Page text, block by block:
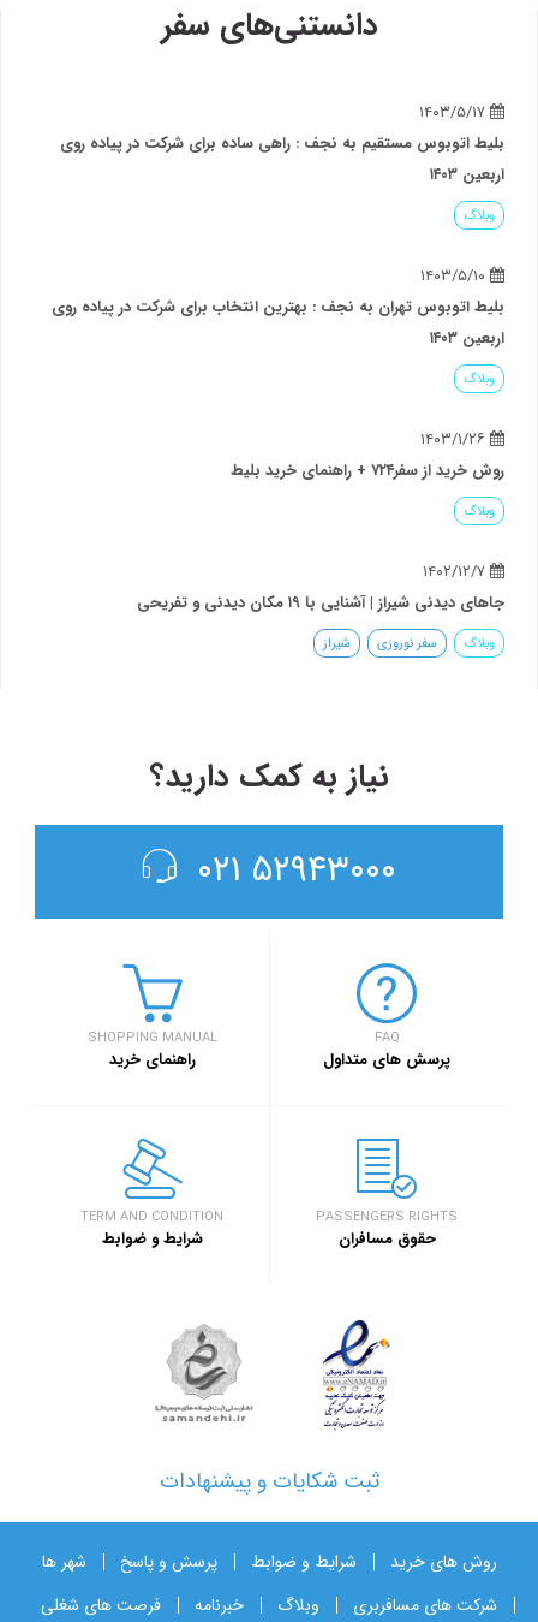
دانستنی‌های سفر
اتوبوس مستقیم به نجف : راهی ساده برای شرکت در پیاده روی
تهران به نجف : بهترین انتخاب برای شرکت در پیاده روی
+ راهنمای خرید بلیط
شیراز | آشنایی با ۱۹ مکان دیدنی و تفریحی
سفر نوروزی شیراز
نیاز به کمک دارید؟
۵۲۹۴۳۰۰۰ ۰۲۱
SHOPPING MANUAL
راهنمای خرید
FAQ
پرسش های متداول
TERM AND CONDITION
شرایط و ضوابط
PASSENGERS RIGHTS
حقوق مسافران
ثبت شکایات و پیشنهادات
روش های خرید شرایط و ضوابط پرسش و پاسخ
شهر ها
شرکت های مسافربری
وبلاگ خبرنامه فرصت های شغلی